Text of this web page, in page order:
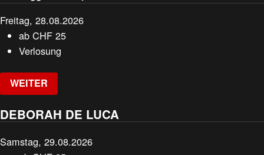
Freitag, 28.08.2026
abCHF 25
Verlosung
WEITER
DEBORAH DE LUCA
Samstag, 29.08.2026